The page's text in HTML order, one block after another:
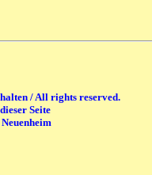
/ All rights reserved.
Seite